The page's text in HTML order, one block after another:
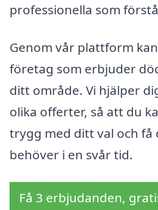
professionella som
Genom vår plattform
företag som erbjuder
ditt område. Vi hjälper
olika offerter, så att du
trygg med ditt val och få
behöver i en svår tid.
Få 3 erbjudanden,